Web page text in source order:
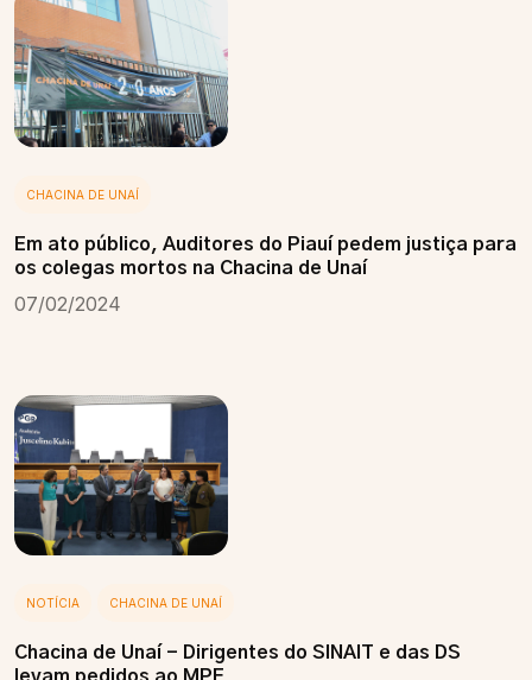
CHACINA DE UNAÍ
Em ato público, Auditores do Piauí pedem justiça para
os colegas mortos na Chacina de Unaí
07/02/2024
NOTÍCIA CHACINA DE UNAÍ
Chacina de Unaí - Dirigentes do SINAIT e das DS